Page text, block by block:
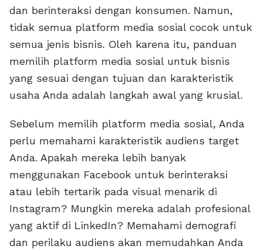
dan berinteraksi dengan konsumen. Namun,
tidak semua platform media sosial cocok untuk
semua jenis bisnis. Oleh karena itu, panduan
memilih platform media sosial untuk bisnis
yang sesuai dengan tujuan dan karakteristik
usaha Anda adalah langkah awal yang krusial.
Sebelum memilih platform media sosial, Anda
perlu memahami karakteristik audiens target
Anda. Apakah mereka lebih banyak
menggunakan Facebook untuk berinteraksi
atau lebih tertarik pada visual menarik di
Instagram? Mungkin mereka adalah profesional
yang aktif di LinkedIn? Memahami demografi
dan perilaku audiens akan memudahkan Anda